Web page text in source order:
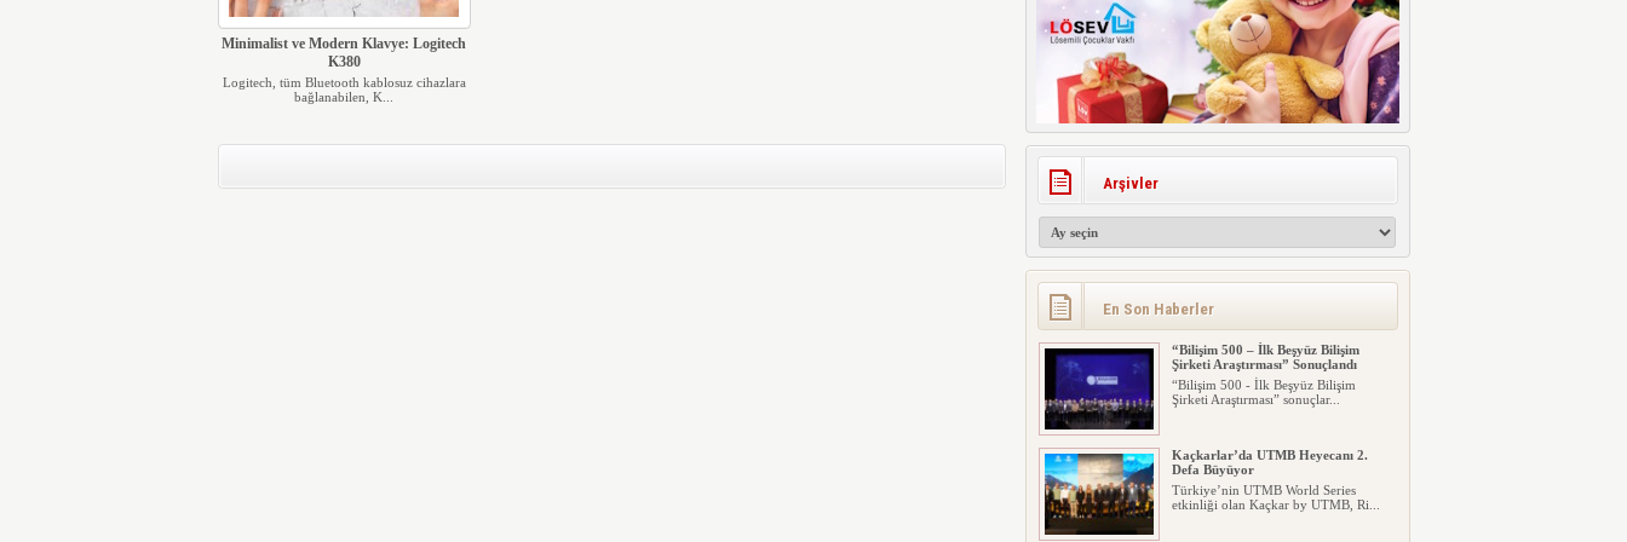
Minimalist ve Modern Klavye: Logitech
K380
Logitech, tüm Bluetooth kablosuz cihazlara
bağlanabilen, K...
Arşivler
En Son Haberler
“Bilişim 500 – İlk Beşyüz Bilişim
Şirketi Araştırması” Sonuçlandı
“Bilişim 500 - İlk Beşyüz Bilişim
Şirketi Araştırması” sonuçlar...
Kaçkarlar’da UTMB Heyecanı 2.
Defa Büyüyor
Türkiye’nin UTMB World Series
etkinliği olan Kaçkar by UTMB, Ri...